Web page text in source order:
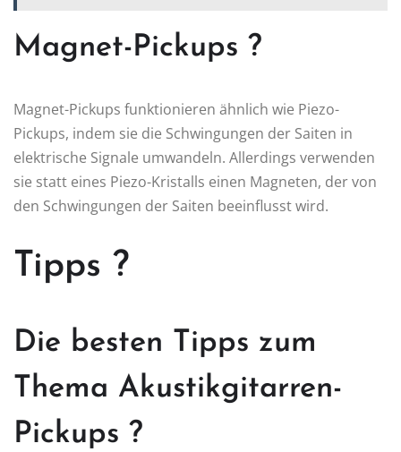
Magnet-Pickups ?
Magnet-Pickups funktionieren ähnlich wie Piezo-
Pickups, indem sie die Schwingungen der Saiten in
elektrische Signale umwandeln. Allerdings verwenden
sie statt eines Piezo-Kristalls einen Magneten, der von
den Schwingungen der Saiten beeinflusst wird.
Tipps ?
Die besten Tipps zum
Thema Akustikgitarren-
Pickups ?